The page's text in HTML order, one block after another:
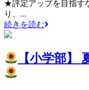
★評定アップを目指す
り、...
続きを読む
【小学部】